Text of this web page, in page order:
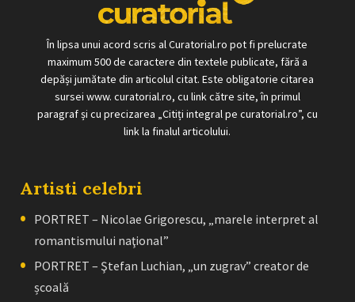
În lipsa unui acord scris al Curatorial.ro pot fi prelucrate
maximum 500 de caractere din textele publicate, fără a
depăși jumătate din articolul citat. Este obligatorie citarea
sursei www. curatorial.ro, cu link către site, în primul
paragraf și cu precizarea „Citiți integral pe curatorial.ro”, cu
link la finalul articolului.
Artisti celebri
PORTRET – Nicolae Grigorescu, „marele interpret al
romantismului naţional”
PORTRET – Ştefan Luchian, „un zugrav” creator de
școală